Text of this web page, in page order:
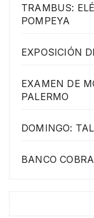
TRAMBUS:
POMPEYA
EXPOSICIÓN
EXAMEN DE
PALERMO
DOMINGO:
BANCO